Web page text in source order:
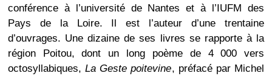
conférence à l’université de Nantes et à l’IUFM des
Pays de la Loire. Il est l’auteur d’une trentaine
d’ouvrages. Une dizaine de ses livres se rapporte à la
région Poitou, dont un long poème de 4 000 vers
octosyllabiques,La Geste poitevine, préfacé par Michel